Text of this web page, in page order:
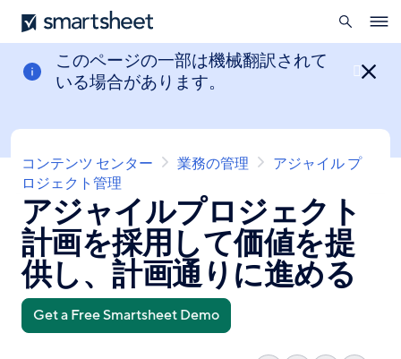
メ
イ
コ
ン
に
移
動
Smartsheet
開
く
このページの一部は機械翻訳されて
いる場合があります。

パ
ン
く
ず
コンテンツ センター 業務の管理
アジャイル プ
ロジェクト管理
アジャイルプロジェクト
計画を採用して価値を提
供し、計画通りに進める
Get a Free Smartsheet Demo